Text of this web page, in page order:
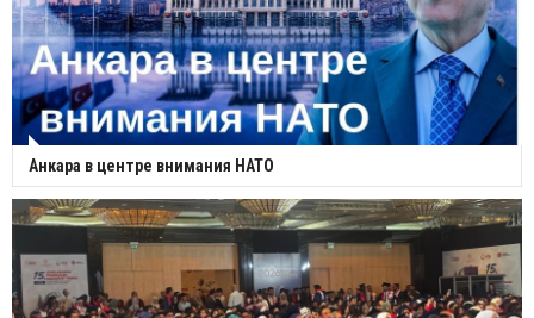
Анкара в центре внимания НАТО